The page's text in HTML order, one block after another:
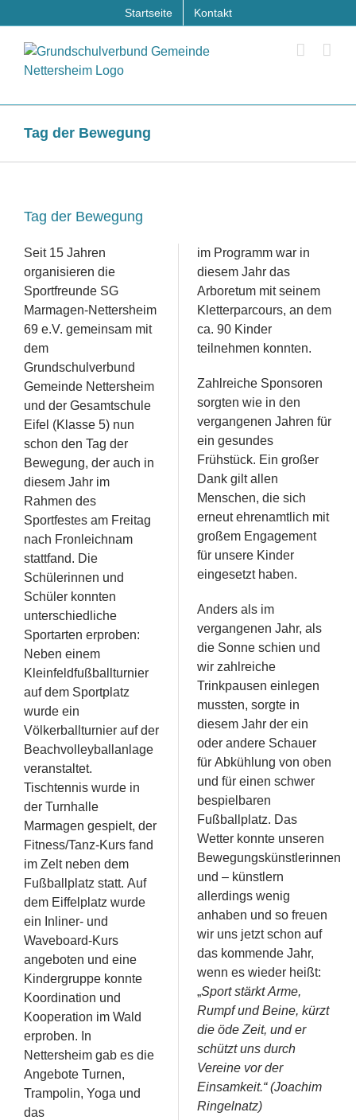
Inhalt
springen
Startseite Kontakt
Tag der Bewegung
Tag der Bewegung
Seit 15 Jahren
organisieren die
Sportfreunde SG
Marmagen-Nettersheim
69 e.V. gemeinsam mit
dem
Grundschulverbund
Gemeinde Nettersheim
und der Gesamtschule
Eifel (Klasse 5) nun
schon den Tag der
Bewegung, der auch in
diesem Jahr im
Rahmen des
Sportfestes am Freitag
nach Fronleichnam
stattfand. Die
Schülerinnen und
Schüler konnten
unterschiedliche
Sportarten erproben:
Neben einem
Kleinfeldfußballturnier
auf dem Sportplatz
wurde ein
Völkerballturnier auf der
Beachvolleyballanlage
veranstaltet.
Tischtennis wurde in
der Turnhalle
Marmagen gespielt, der
Fitness/Tanz-Kurs fand
im Zelt neben dem
Fußballplatz statt. Auf
dem Eiffelplatz wurde
ein Inliner- und
Waveboard-Kurs
angeboten und eine
Kindergruppe konnte
Koordination und
Kooperation im Wald
erproben. In
Nettersheim gab es die
Angebote Turnen,
Trampolin, Yoga und
das
im Programm war in
diesem Jahr das
Arboretum mit seinem
Kletterparcours, an dem
ca. 90 Kinder
teilnehmen konnten.
Zahlreiche Sponsoren
sorgten wie in den
vergangenen Jahren für
ein gesundes
Frühstück. Ein großer
Dank gilt allen
Menschen, die sich
erneut ehrenamtlich mit
großem Engagement
für unsere Kinder
eingesetzt haben.
Anders als im
vergangenen Jahr, als
die Sonne schien und
wir zahlreiche
Trinkpausen einlegen
mussten, sorgte in
diesem Jahr der ein
oder andere Schauer
für Abkühlung von oben
und für einen schwer
bespielbaren
Fußballplatz. Das
Wetter konnte unseren
Bewegungskünstlerinnen
und – künstlern
allerdings wenig
anhaben und so freuen
wir uns jetzt schon auf
das kommende Jahr,
wenn es wieder heißt:
„Sport stärkt Arme,
Rumpf und Beine, kürzt
die öde Zeit, und er
schützt uns durch
Vereine vor der
Einsamkeit.“ (Joachim
Ringelnatz)